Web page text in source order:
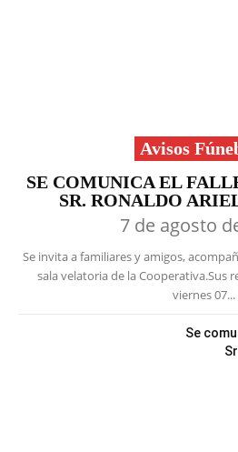
Avisos
SE COMUNICA EL
SR. RONALDO
7 de agosto
Se invita a familiares y amigos,
sala velatoria de la Cooperativa.Sus
viernes 07...
Se